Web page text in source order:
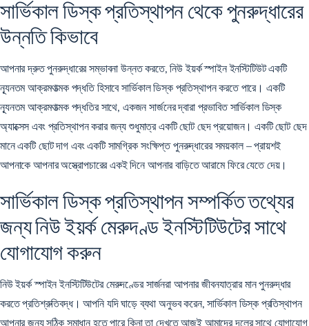
সার্ভিকাল ডিস্ক প্রতিস্থাপন থেকে পুনরুদ্ধারের
উন্নতি কিভাবে
আপনার দ্রুত পুনরুদ্ধারের সম্ভাবনা উন্নত করতে, নিউ ইয়র্ক স্পাইন ইনস্টিটিউট একটি
ন্যূনতম আক্রমণাত্মক পদ্ধতিহিসাবে সার্ভিকাল ডিস্ক প্রতিস্থাপন করতে পারে। একটি
ন্যূনতম আক্রমণাত্মক পদ্ধতির সাথে, একজন সার্জনের দ্বারা প্রভাবিত সার্ভিকাল ডিস্ক
অ্যাক্সেস এবং প্রতিস্থাপন করার জন্য শুধুমাত্র একটি ছোট ছেদ প্রয়োজন। একটি ছোট ছেদ
মানে একটি ছোট দাগ এবং একটি সামগ্রিক সংক্ষিপ্ত পুনরুদ্ধারের সময়কাল – প্রায়শই
আপনাকে আপনার অস্ত্রোপচারের একই দিনে আপনার বাড়িতে আরামে ফিরে যেতে দেয়।
সার্ভিকাল ডিস্ক প্রতিস্থাপন সম্পর্কিত তথ্যের
জন্য নিউ ইয়র্ক মেরুদণ্ড ইনস্টিটিউটের সাথে
যোগাযোগ করুন
নিউ ইয়র্ক স্পাইন ইনস্টিটিউটের মেরুদণ্ডের সার্জনরাআপনার জীবনযাত্রার মান পুনরুদ্ধার
করতে প্রতিশ্রুতিবদ্ধ। আপনি যদি ঘাড়ে ব্যথা অনুভব করেন, সার্ভিকাল ডিস্ক প্রতিস্থাপন
আপনার জন্য সঠিক সমাধান হতে পারে কিনা তা দেখতে আজই আমাদের দলের সাথে যোগাযোগ